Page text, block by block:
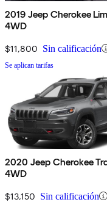
2019 Jeep Cherokee
4WD
$11,800 Sin calificación
Se aplican tarifas
2020 Jeep Cherokee
4WD
$13,150 Sin calificación